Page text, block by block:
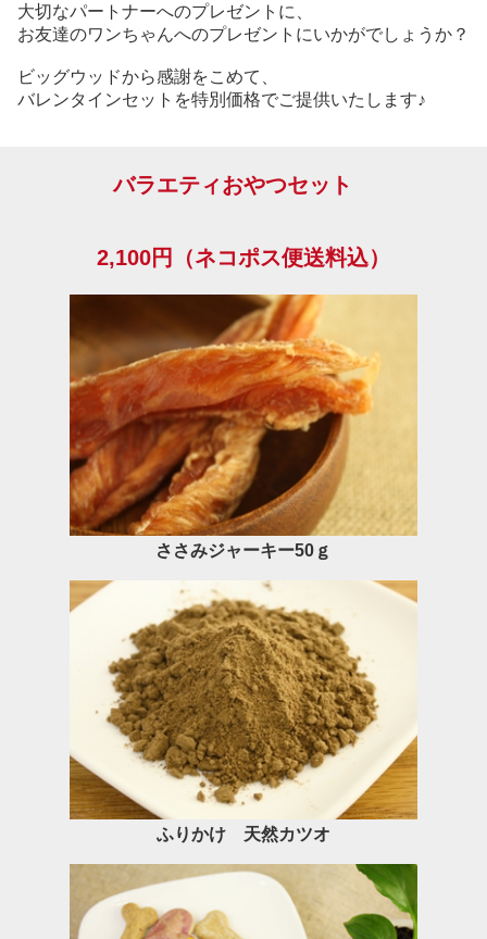
大切なパートナーへのプレゼントに、
お友達のワンちゃんへのプレゼントにいかがでしょうか？
ビッグウッドから感謝をこめて、
バレンタインセットを特別価格でご提供いたします♪
バラエティおやつセット
2,100円（ネコポス便送料込）
ささみジャーキー50ｇ
ふりかけ 天然カツオ